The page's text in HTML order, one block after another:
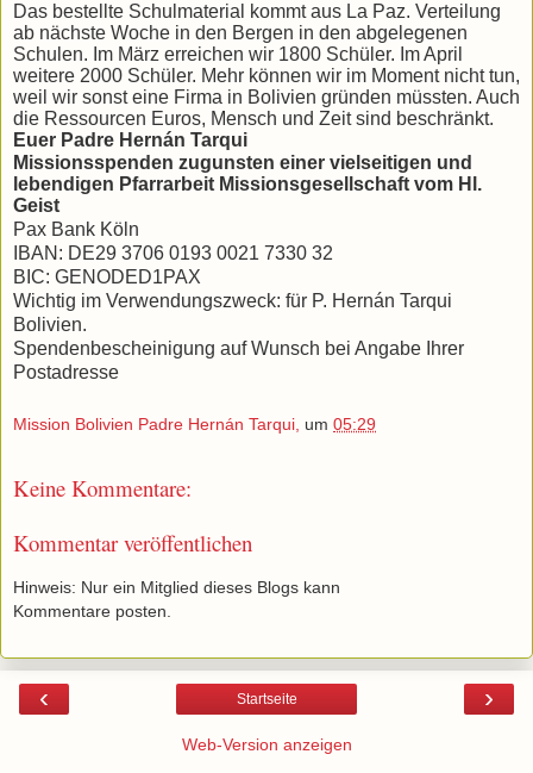
Das bestellte Schulmaterial kommt aus La Paz. Verteilung
ab nächste Woche in den Bergen in den abgelegenen
Schulen. Im März erreichen wir 1800 Schüler. Im April
weitere 2000 Schüler. Mehr können wir im Moment nicht tun,
weil wir sonst eine Firma in Bolivien gründen müssten. Auch
die Ressourcen Euros, Mensch und Zeit sind beschränkt.
Euer Padre Hernán Tarqui
Missionsspenden zugunsten einer vielseitigen und
lebendigen Pfarrarbeit Missionsgesellschaft vom Hl.
Geist
Pax Bank Köln
IBAN: DE29 3706 0193 0021 7330 32
BIC: GENODED1PAX
Wichtig im Verwendungszweck: für P. Hernán Tarqui
Bolivien.
Spendenbescheinigung auf Wunsch bei Angabe Ihrer
Postadresse
Mission Bolivien Padre Hernán Tarqui, um 05:29
Keine Kommentare:
Kommentar veröffentlichen
Hinweis: Nur ein Mitglied dieses Blogs kann
Kommentare posten.
‹ ›
Startseite
Web-Version anzeigen